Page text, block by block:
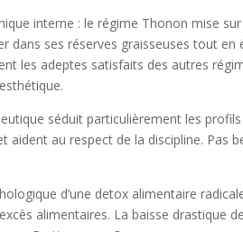
interne : le régime Thonon mise
dans ses réserves graisseuses tout
les adeptes satisfaits des autres
séduit particulièrement les
aident au respect de la discipline. Pas
d’une detox alimentaire
alimentaires. La baisse drastique